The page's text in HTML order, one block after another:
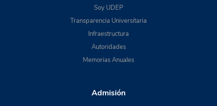
Soy UDEP
Transparencia Universitaria
Infraestructura
Autoridades
Memorias Anuales
Admisión